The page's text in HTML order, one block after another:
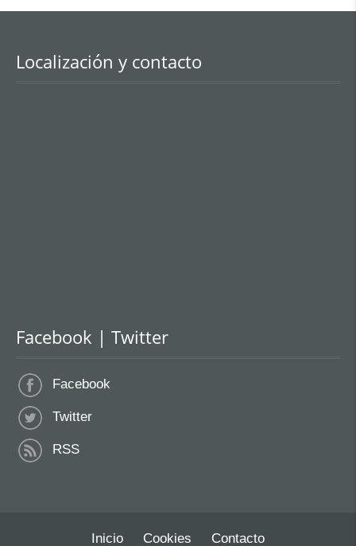
Localización y contacto
Facebook | Twitter
Facebook
Twitter
RSS
Inicio Cookies Contacto